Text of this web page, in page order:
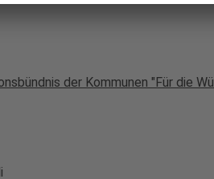
der Kommunen "Für die